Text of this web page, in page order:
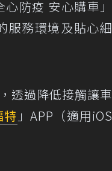
防疫 安心購車」
服務環境及貼心細
透過降低接觸讓車
特 」APP（適用iOS